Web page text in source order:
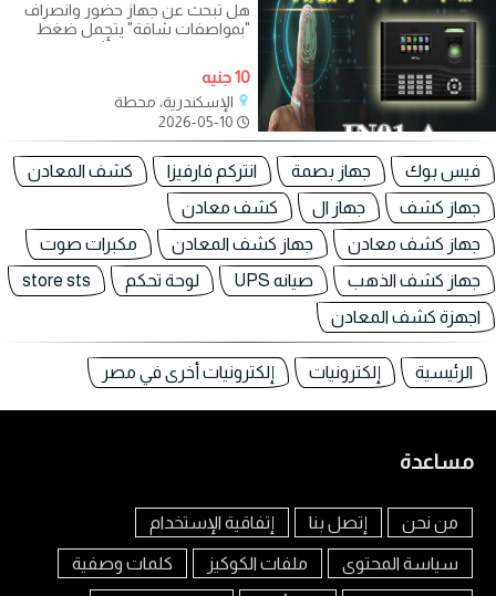
هل تبحث عن جهاز حضور وانصراف
"بمواصفات شاقة" يتحمل ضغط
العمل المستمر ولا يتأثر بانقطاع
الكهرباء؟
10 جنيه
الإسكندرية، محطة
فيس بوك جهاز بصمة انتركم فارفيزا
كشف المعادن
جهاز كشف
جهاز ال
كشف معادن
جهاز كشف معادن
جهاز كشف المعادن
مكبرات صوت
جهاز كشف الذهب
صيانه UPS لوحة تحكم
store sts
اجهزة كشف المعادن
الرئيسية إلكترونيات إلكترونيات أخرى في مصر
مساعدة
من نحن إتصل بنا إتفاقية الإستخدام
سياسة المحتوى ملفات الكوكيز كلمات وصفية